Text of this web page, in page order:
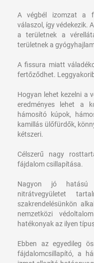
A végbél izomzat a
válaszol, így védekezik.
a területnek a
területnek a
A fissura miatt
fertőződhet.
Hogyan lehet kezelni a
eredményes lehet a
hámosító kúpok,
kamillás ülőfürdők,
kétszeri.
Célszerű nagy
fájdalom csillapítása.
Nagyon jó hatású
nitrátvegyületet
szakrendelésünkön
nemzetközi
hatékonyak az ilyen
Ebben az egyedileg
fájdalomcsillapító, a